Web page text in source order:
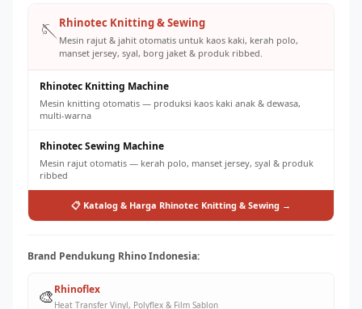
🪡Rhinotec Knitting & Sewing
Mesin rajut & jahit otomatis untuk kaos kaki, kerah polo,
manset jersey, syal, borg jaket & produk ribbed.
Rhinotec Knitting Machine
Mesin knitting otomatis — produksi kaos kaki anak & dewasa,
multi-warna
Rhinotec Sewing Machine
Mesin rajut otomatis — kerah polo, manset jersey, syal & produk
ribbed
📋 Katalog & Harga Rhinotec Knitting & Sewing →
Brand Pendukung Rhino Indonesia:
🎨Rhinoflex
Heat Transfer Vinyl, Polyflex & Film Sablon